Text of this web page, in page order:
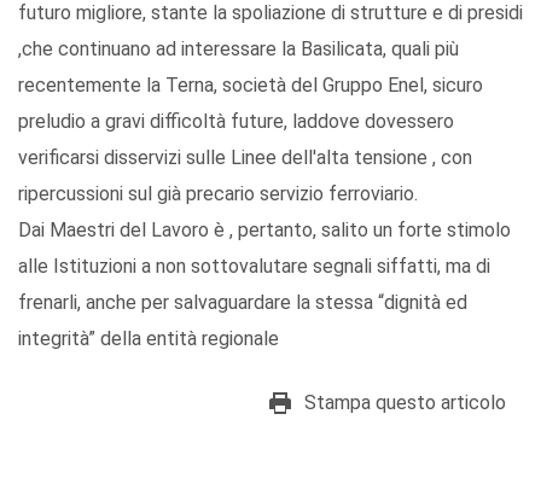
futuro migliore, stante la spoliazione di strutture e di presidi
,che continuano ad interessare la Basilicata, quali più
recentemente la Terna, società del Gruppo Enel, sicuro
preludio a gravi difficoltà future, laddove dovessero
verificarsi disservizi sulle Linee dell'alta tensione , con
ripercussioni sul già precario servizio ferroviario.
Dai Maestri del Lavoro è , pertanto, salito un forte stimolo
alle Istituzioni a non sottovalutare segnali siffatti, ma di
frenarli, anche per salvaguardare la stessa “dignità ed
integrità” della entità regionale
Stampa questo articolo